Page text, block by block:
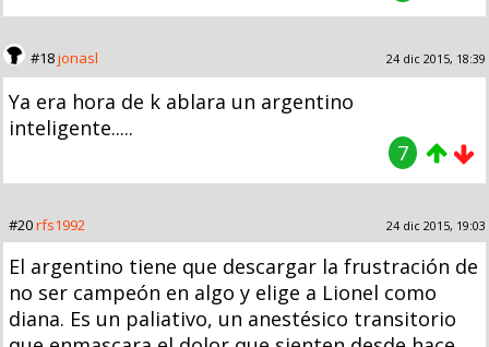
#18jonasl 24 dic 2015, 18:39
Ya era hora de k ablara un argentino
inteligente.....
7
#20rfs1992 24 dic 2015, 19:03
El argentino tiene que descargar la frustración de
no ser campeón en algo y elige a Lionel como
diana. Es un paliativo, un anestésico transitorio